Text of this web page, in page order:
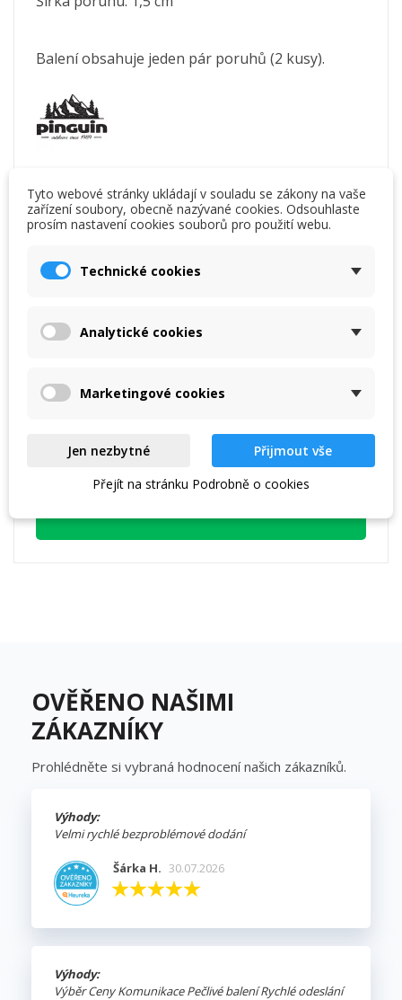
Balení obsahuje jeden pár poruhů (2 kusy).
Kód PIN005
Specifické reference
Chcete poradit s výběrem?
call +420 777 689 222 (9–17 h)
obchod@iqsport.cz
OVĚŘENO NAŠIMI
ZÁKAZNÍKY
Prohlédněte si vybraná hodnocení našich zákazníků.
Výhody:
Velmi rychlé bezproblémové dodání
Šárka H. 30.07.2026
Výhody:
Výběr Ceny Komunikace Pečlivé balení Rychlé odeslání
Tyto webové stránky ukládají v souladu se zákony na vaše
zařízení soubory, obecně nazývané cookies. Odsouhlaste
prosím nastavení cookies souborů pro použití webu.
Technické cookies
Analytické cookies
Marketingové cookies
Jen nezbytné
Přijmout vše
Přejít na stránku Podrobně o cookies